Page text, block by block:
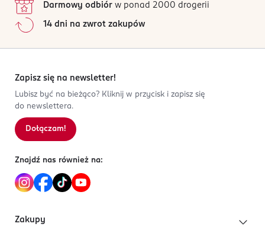
Darmowy odbiór w ponad 2000 drogerii
14 dni na zwrot zakupów
Zapisz się na newsletter!
Lubisz być na bieżąco? Kliknij w przycisk i zapisz się
do newslettera.
Dołączam!
Znajdź nas również na:
Zakupy